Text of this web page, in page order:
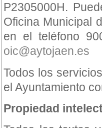
P2305000H.
Oficina Municipal
en el teléfono
oic@aytojaen.es
Todos los
el Ayuntamiento
Propiedad